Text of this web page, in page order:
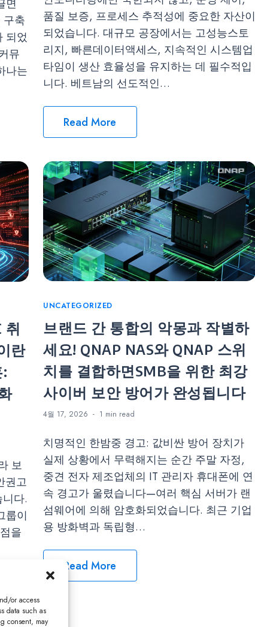
or access
data such as
consent, may
면
구축
되었
뮤
나는
품질 보증, 프로세스 추적성에 중요한 자산이
되었습니다. 대규모 공장에서는 고성능스토
리지, 빠른데이터액세스, 지속적인 시스템업
타임이 생산 효율성을 유지하는 데 필수적입
니다. 베트남의 선도적인…
Read More
취
란
보
권고
다.
룹이
을
Categories
UNCATEGORIZED
브랜드 간 통합의 악몽과 작별하
세요! QNAP NAS와 QNAP 스위
치를 결합하면SMB을 위한 최강
사이버 보안 방어가 완성됩니다
4월 17, 2026 1 min read
치명적인 한밤중 경고: 값비싼 방어 장치가
실제 상황에서 무력해지는 순간 주말 자정,
중견 전자 제조업체의 IT 관리자 휴대폰에 연
속 경고가 울렸습니다—여러 핵심 서버가 랜
섬웨어에 의해 암호화되었습니다. 최근 기업
용 방화벽과 독립형…
Read More